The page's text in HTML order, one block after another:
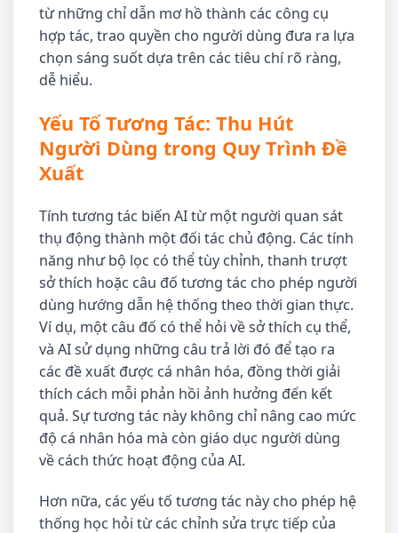
từ những chỉ dẫn mơ hồ thành các công cụ
hợp tác, trao quyền cho người dùng đưa ra lựa
chọn sáng suốt dựa trên các tiêu chí rõ ràng,
dễ hiểu.
Yếu Tố Tương Tác: Thu Hút
Người Dùng trong Quy Trình Đề
Xuất
Tính tương tác biến AI từ một người quan sát
thụ động thành một đối tác chủ động. Các tính
năng như bộ lọc có thể tùy chỉnh, thanh trượt
sở thích hoặc câu đố tương tác cho phép người
dùng hướng dẫn hệ thống theo thời gian thực.
Ví dụ, một câu đố có thể hỏi về sở thích cụ thể,
và AI sử dụng những câu trả lời đó để tạo ra
các đề xuất được cá nhân hóa, đồng thời giải
thích cách mỗi phản hồi ảnh hưởng đến kết
quả. Sự tương tác này không chỉ nâng cao mức
độ cá nhân hóa mà còn giáo dục người dùng
về cách thức hoạt động của AI.
Hơn nữa, các yếu tố tương tác này cho phép hệ
thống học hỏi từ các chỉnh sửa trực tiếp của